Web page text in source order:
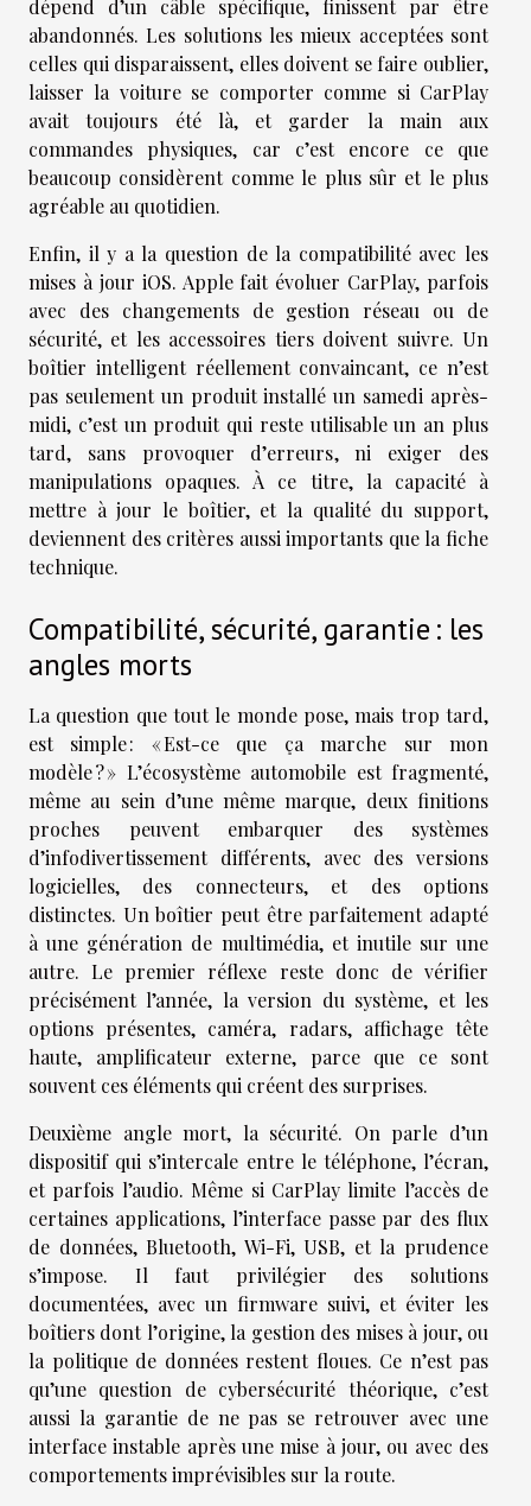
dépend d’un câble spécifique, finissent par être
abandonnés. Les solutions les mieux acceptées sont
celles qui disparaissent, elles doivent se faire oublier,
laisser la voiture se comporter comme si CarPlay
avait toujours été là, et garder la main aux
commandes physiques, car c’est encore ce que
beaucoup considèrent comme le plus sûr et le plus
agréable au quotidien.
Enfin, il y a la question de la compatibilité avec les
mises à jour iOS. Apple fait évoluer CarPlay, parfois
avec des changements de gestion réseau ou de
sécurité, et les accessoires tiers doivent suivre. Un
boîtier intelligent réellement convaincant, ce n’est
pas seulement un produit installé un samedi après-
midi, c’est un produit qui reste utilisable un an plus
tard, sans provoquer d’erreurs, ni exiger des
manipulations opaques. À ce titre, la capacité à
mettre à jour le boîtier, et la qualité du support,
deviennent des critères aussi importants que la fiche
technique.
Compatibilité, sécurité, garantie : les
angles morts
La question que tout le monde pose, mais trop tard,
est simple : « Est-ce que ça marche sur mon
modèle ? » L’écosystème automobile est fragmenté,
même au sein d’une même marque, deux finitions
proches peuvent embarquer des systèmes
d’infodivertissement différents, avec des versions
logicielles, des connecteurs, et des options
distinctes. Un boîtier peut être parfaitement adapté
à une génération de multimédia, et inutile sur une
autre. Le premier réflexe reste donc de vérifier
précisément l’année, la version du système, et les
options présentes, caméra, radars, affichage tête
haute, amplificateur externe, parce que ce sont
souvent ces éléments qui créent des surprises.
Deuxième angle mort, la sécurité. On parle d’un
dispositif qui s’intercale entre le téléphone, l’écran,
et parfois l’audio. Même si CarPlay limite l’accès de
certaines applications, l’interface passe par des flux
de données, Bluetooth, Wi-Fi, USB, et la prudence
s’impose. Il faut privilégier des solutions
documentées, avec un firmware suivi, et éviter les
boîtiers dont l’origine, la gestion des mises à jour, ou
la politique de données restent floues. Ce n’est pas
qu’une question de cybersécurité théorique, c’est
aussi la garantie de ne pas se retrouver avec une
interface instable après une mise à jour, ou avec des
comportements imprévisibles sur la route.